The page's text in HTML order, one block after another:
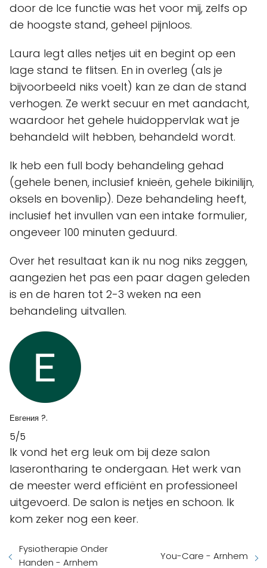
door de Ice functie was het voor mij, zelfs op
de hoogste stand, geheel pijnloos.
Laura legt alles netjes uit en begint op een
lage stand te flitsen. En in overleg (als je
bijvoorbeeld niks voelt) kan ze dan de stand
verhogen. Ze werkt secuur en met aandacht,
waardoor het gehele huidoppervlak wat je
behandeld wilt hebben, behandeld wordt.
Ik heb een full body behandeling gehad
(gehele benen, inclusief knieën, gehele bikinilijn,
oksels en bovenlip). Deze behandeling heeft,
inclusief het invullen van een intake formulier,
ongeveer 100 minuten geduurd.
Over het resultaat kan ik nu nog niks zeggen,
aangezien het pas een paar dagen geleden
is en de haren tot 2-3 weken na een
behandeling uitvallen.
Евгения ?.
5/5
Ik vond het erg leuk om bij deze salon
laserontharing te ondergaan. Het werk van
de meester werd efficiënt en professioneel
uitgevoerd. De salon is netjes en schoon. Ik
kom zeker nog een keer.
Fysiotherapie Onder
Handen - Arnhem
You-Care - Arnhem